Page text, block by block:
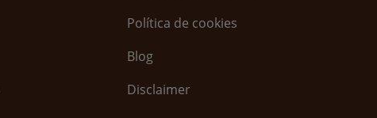
Política de cookies
Blog
Disclaimer